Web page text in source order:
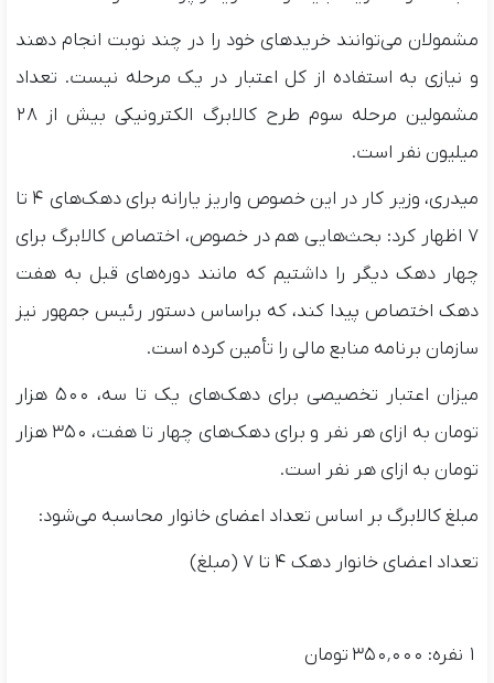
مشمولان می‌توانند خریدهای خود را در چند نوبت انجام دهند
و نیازی به استفاده از کل اعتبار در یک مرحله نیست. تعداد
مشمولین مرحله سوم طرح کالابرگ الکترونیکی بیش از ۲۸
میلیون نفر است.
میدری، وزیر کار در این خصوص واریز یارانه برای دهک‌های ۴ تا
۷ اظهار کرد: بحث‌هایی هم در خصوص، اختصاص کالابرگ برای
چهار دهک دیگر را داشتیم که مانند دوره‌های قبل به هفت
دهک اختصاص پیدا کند، که براساس دستور رئیس جمهور نیز
سازمان برنامه منابع مالی را تأمین کرده است.
میزان اعتبار تخصیصی برای دهک‌های یک تا سه، ۵۰۰ هزار
تومان به ازای هر نفر و برای دهک‌های چهار تا هفت، ۳۵۰ هزار
تومان به ازای هر نفر است.
مبلغ کالابرگ بر اساس تعداد اعضای خانوار محاسبه می‌شود:
تعداد اعضای خانوار دهک ۴ تا ۷ (مبلغ)
۱ نفره: ۳۵۰٬۰۰۰ تومان